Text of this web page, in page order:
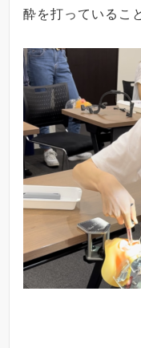
酔を打っているこ